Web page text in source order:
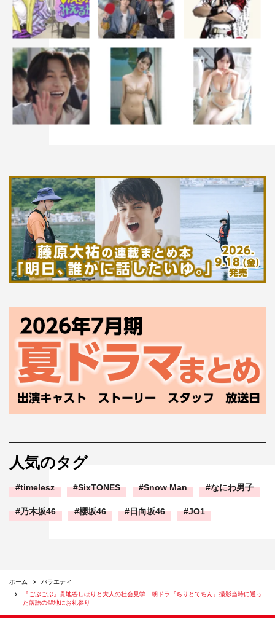
人気のタグ
timelesz SixTONES Snow Man なにわ男子
乃木坂46 櫻坂46 日向坂46 JO1
ホーム
バラエティ
『ごぶごぶ』貫地谷しほりと大人の社会見学 朝ドラ『ちりとてちん』撮影当時に通っ
た落語の聖地にお礼参り